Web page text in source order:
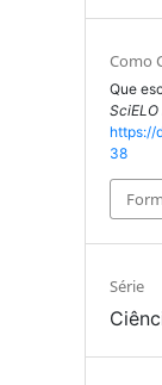
Como
Que
https://
38
Série